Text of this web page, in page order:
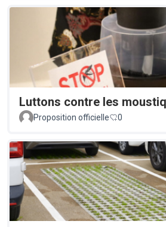
Luttons contre les
Proposition officielle
0